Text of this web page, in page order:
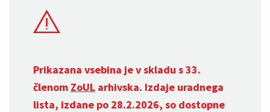
Prikazana vsebina je v skladu s 33.
členom ZoUL arhivska. Izdaje uradnega
lista, izdane po 28.2.2026, so dostopne